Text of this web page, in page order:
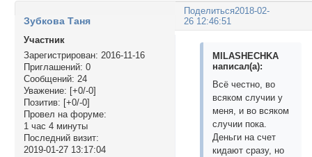
Поделиться2018-02-
26 12:46:51
Зубкова Таня
Участник
Зарегистрирован: 2016-11-16
Приглашений: 0
Сообщений: 24
Уважение: [+0/-0]
Позитив: [+0/-0]
Провел на форуме:
1 час 4 минуты
Последний визит:
2019-01-27 13:17:04
MILASHECHKA
написал(а):
Всё честно, во
всяком случии у
меня, и во всяком
случии пока.
Деньги на счет
кидают сразу, но